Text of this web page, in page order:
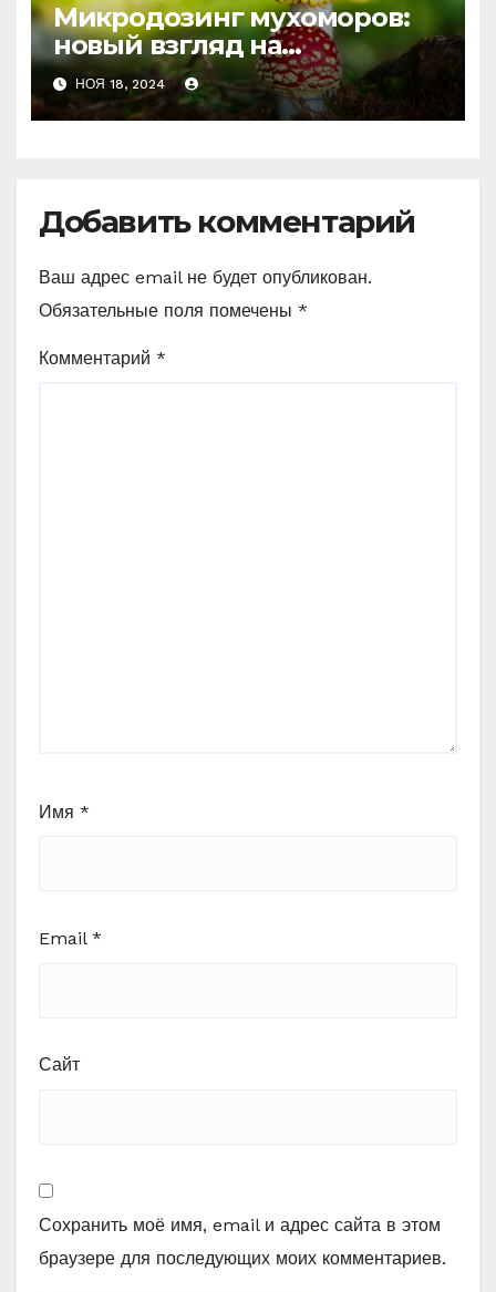
Микродозинг мухоморов:
новый взгляд на
психоделику
НОЯ 18, 2024
Добавить комментарий
Ваш адрес email не будет опубликован.
Обязательные поля помечены *
Комментарий *
Имя *
Email *
Сайт
Сохранить моё имя, email и адрес сайта в этом
браузере для последующих моих комментариев.